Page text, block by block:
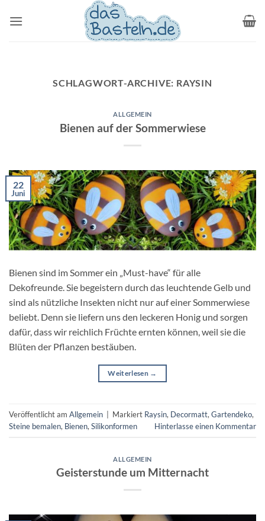
Inhalt
SCHLAGWORT-ARCHIVE: RAYSIN
ALLGEMEIN
Bienen auf der Sommerwiese
22
Juni
Bienen sind im Sommer ein „Must-have“ für alle
Dekofreunde. Sie begeistern durch das leuchtende Gelb und
sind als nützliche Insekten nicht nur auf einer Sommerwiese
beliebt. Denn sie liefern uns den leckeren Honig und sorgen
dafür, dass wir reichlich Früchte ernten können, weil sie die
Blüten der Pflanzen bestäuben.
Weiterlesen →
Veröffentlicht am Allgemein Markiert Raysin, Decormatt, Gartendeko,
Steine bemalen, Bienen, Silikonformen Hinterlasse einen Kommentar
ALLGEMEIN
Geisterstunde um Mitternacht